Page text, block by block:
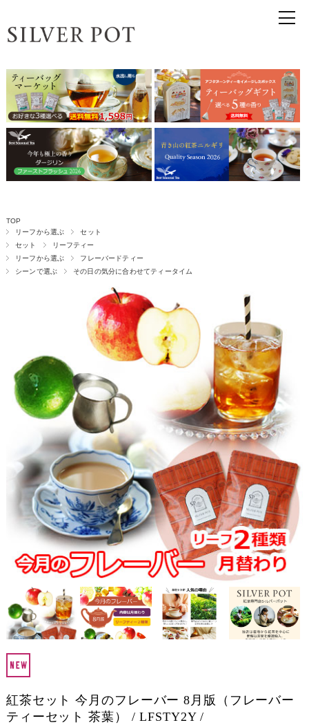
TOP
リーフから選ぶ
セット
セット
リーフティー
リーフから選ぶ
フレーバードティー
シーンで選ぶ
その日の気分に合わせてティータイム
紅茶セット 今月のフレーバー 8月版（フレーバー
ティーセット 茶葉） / LFSTY2Y /